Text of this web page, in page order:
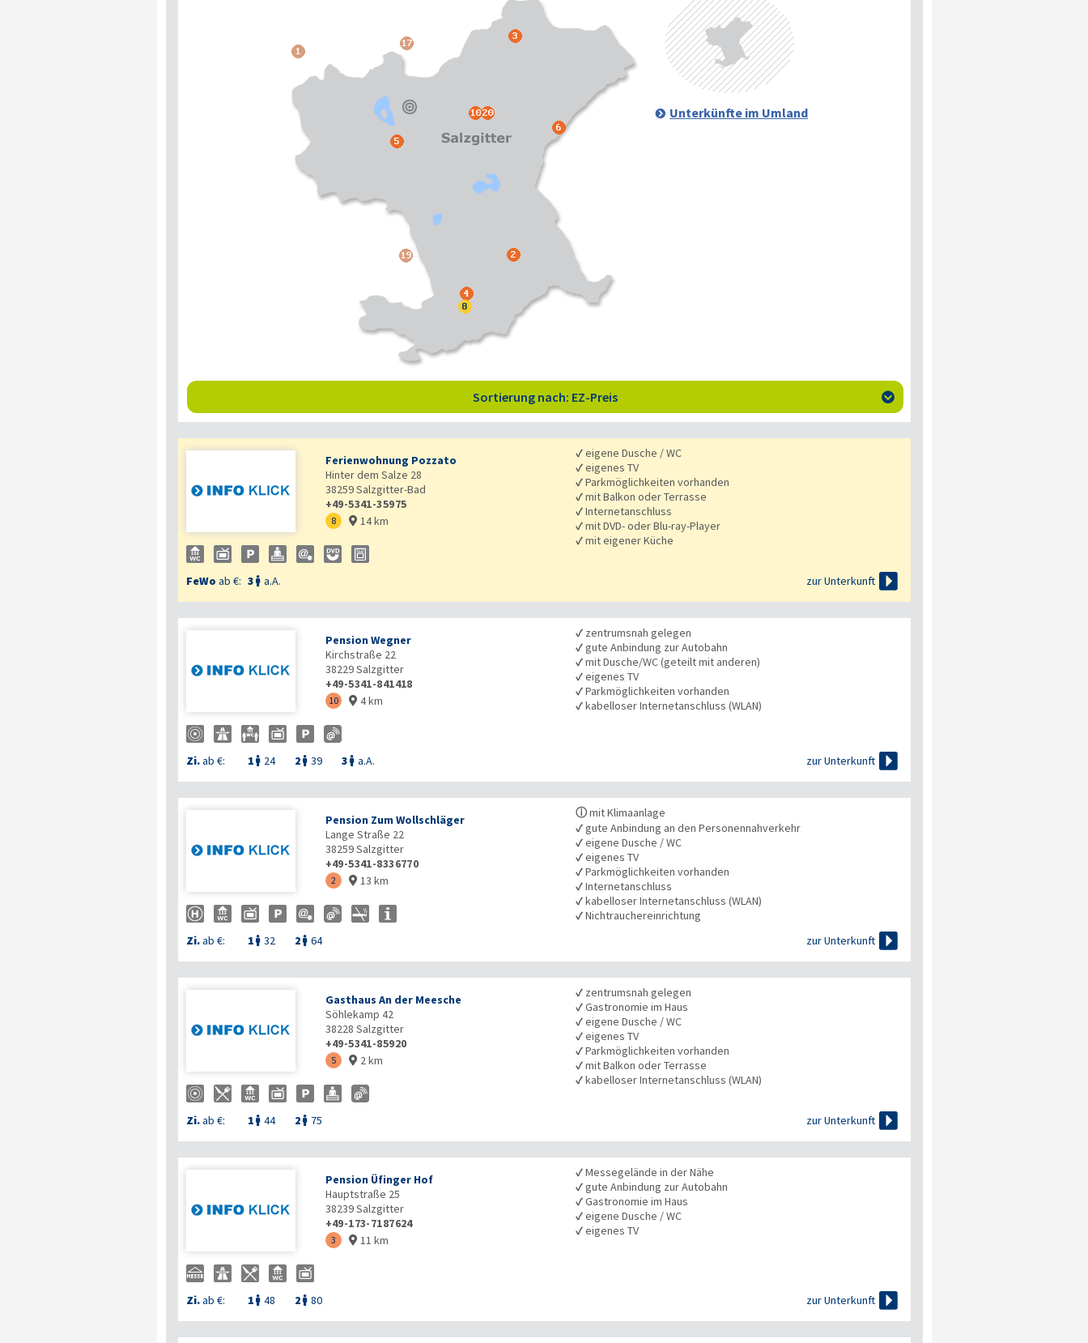
Unterkünfte im Umland
Sortierung nach: EZ-Preis 
Ferienwohnung Pozzato
Hinter dem Salze 28
38259Salzgitter-Bad
+49-5341-35975
8  14 km
FeWo ab €: 3  a.A.
✓eigene Dusche / WC
✓eigenes TV
✓Parkmöglichkeiten vorhanden
✓mit Balkon oder Terrasse
✓Internetanschluss
✓mit DVD- oder Blu-ray-Player
✓mit eigener Küche
zur Unterkunft 
Pension Wegner
Kirchstraße 22
38229Salzgitter
+49-5341-841418
10  4 km
Zi.ab €: 1  24 2  39 3  a.A.
✓ zentrumsnah gelegen
✓gute Anbindung zur Autobahn
✓mit Dusche/WC (geteilt mit anderen)
✓eigenes TV
✓Parkmöglichkeiten vorhanden
✓kabelloser Internetanschluss (WLAN)
zur Unterkunft 
Pension Zum Wollschläger
Lange Straße 22
38259Salzgitter
+49-5341-8336770
2  13 km
Zi.ab €: 1  32 2  64
ⓘmit Klimaanlage
✓gute Anbindung an den Personennahverkehr
✓eigene Dusche / WC
✓eigenes TV
✓Parkmöglichkeiten vorhanden
✓Internetanschluss
✓kabelloser Internetanschluss (WLAN)
✓Nichtrauchereinrichtung
zur Unterkunft 
Gasthaus An der Meesche
Söhlekamp 42
38228 Salzgitter
+49-5341-85920
5  2 km
Zi.ab €: 1  44 2  75
✓ zentrumsnah gelegen
✓Gastronomie im Haus
✓eigene Dusche / WC
✓eigenes TV
✓Parkmöglichkeiten vorhanden
✓mit Balkon oder Terrasse
✓kabelloser Internetanschluss (WLAN)
zur Unterkunft 
Pension Üfinger Hof
Hauptstraße 25
38239Salzgitter
+49-173-7187624
3  11 km
Zi.ab €: 1  48 2  80
✓Messegelände in der Nähe
✓gute Anbindung zur Autobahn
✓Gastronomie im Haus
✓eigene Dusche / WC
✓eigenes TV
zur Unterkunft 